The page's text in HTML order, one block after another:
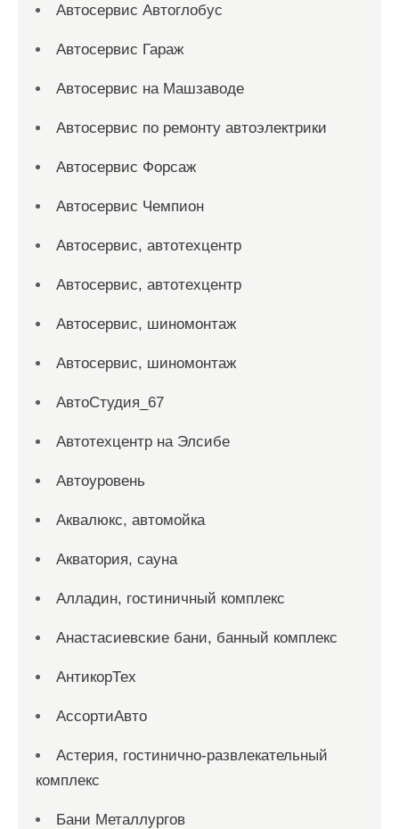
Автосервис Автоглобус
Автосервис Гараж
Автосервис на Машзаводе
Автосервис по ремонту автоэлектрики
Автосервис Форсаж
Автосервис Чемпион
Автосервис, автотехцентр
Автосервис, автотехцентр
Автосервис, шиномонтаж
Автосервис, шиномонтаж
АвтоСтудия_67
Автотехцентр на Элсибе
Автоуровень
Аквалюкс, автомойка
Акватория, сауна
Алладин, гостиничный комплекс
Анастасиевские бани, банный комплекс
АнтикорТех
АссортиАвто
Астерия, гостинично-развлекательный
комплекс
Бани Металлургов